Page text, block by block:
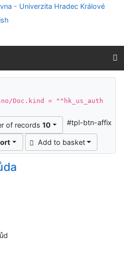
Doc.kind = "^hk_us_auth
of records 10
Add to basket
#tpl-btn-affix